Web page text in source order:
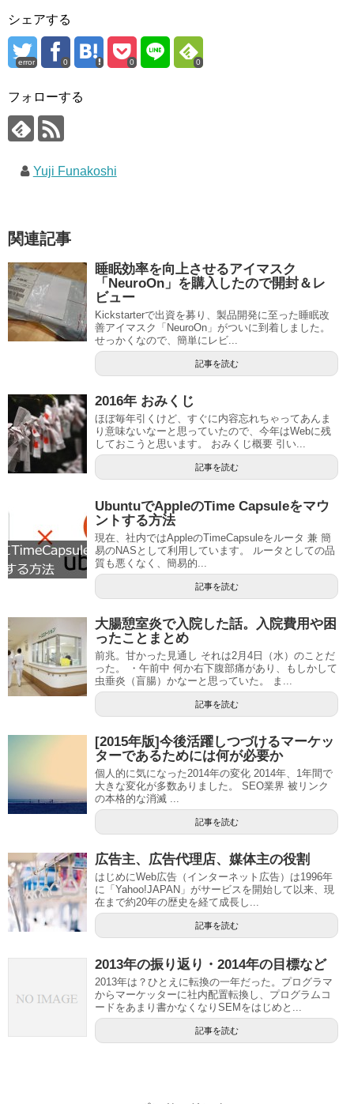
シェアする
error 0 0 0
フォローする
Yuji Funakoshi
関連記事
睡眠効率を向上させるアイマスク
「NeuroOn」を購入したので開封＆レ
ビュー
Kickstarterで出資を募り、製品開発に至った睡眠改
善アイマスク「NeuroOn」がついに到着しました。
せっかくなので、簡単にレビ...
記事を読む
2016年 おみくじ
ほぼ毎年引くけど、すぐに内容忘れちゃってあんま
り意味ないなーと思っていたので、今年はWebに残
しておこうと思います。 おみくじ概要 引い...
記事を読む
UbuntuでAppleのTime Capsuleをマウ
ントする方法
現在、社内ではAppleのTimeCapsuleをルータ 兼 簡
易のNASとして利用しています。 ルータとしての品
質も悪くなく、簡易的...
記事を読む
大腸憩室炎で入院した話。入院費用や困
ったことまとめ
前兆。甘かった見通し それは2月4日（水）のことだ
った。 ・午前中 何か右下腹部痛があり、もしかして
虫垂炎（盲腸）かなーと思っていた。 ま...
記事を読む
[2015年版]今後活躍しつづけるマーケッ
ターであるためには何が必要か
個人的に気になった2014年の変化 2014年、1年間で
大きな変化が多数ありました。 SEO業界 被リンク
の本格的な消滅 ...
記事を読む
広告主、広告代理店、媒体主の役割
はじめにWeb広告（インターネット広告）は1996年
に「Yahoo!JAPAN」がサービスを開始して以来、現
在まで約20年の歴史を経て成長し...
記事を読む
2013年の振り返り・2014年の目標など
2013年は？ひとえに転換の一年だった。プログラマ
からマーケッターに社内配置転換し、プログラムコ
ードをあまり書かなくなりSEMをはじめと...
記事を読む